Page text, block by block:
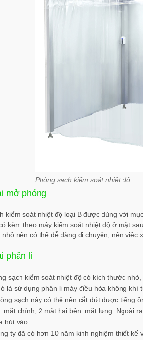
Phòng sạch kiểm soát nhiệt độ
mở phóng
kiểm soát nhiệt độ loại B được dùng với
kèm theo máy kiểm soát nhiệt độ ở mặt
nên có thể dễ dàng di chuyển, nên việc
phân li
sạch kiểm soát nhiệt độ có kích thước
là sử dụng phân li máy điều hòa không
sạch này có thể nên cắt đứt được tiếng
mặt chính, 2 mặt hai bên, mặt lưng. Ngoài
hút vào.
ty đã có hơn 10 năm kinh nghiệm thiết kế